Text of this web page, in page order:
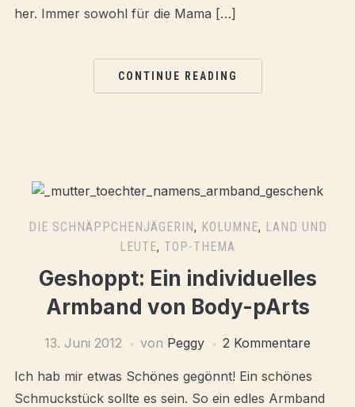
her. Immer sowohl für die Mama […]
CONTINUE READING
DIE SCHNÄPPCHENJÄGERIN, KOLUMNE, LAND UND
LEUTE, TOP-THEMA
Geshoppt: Ein individuelles
Armband von Body-pArts
13. Juni 2012 von Peggy 2 Kommentare
Ich hab mir etwas Schönes gegönnt! Ein schönes
Schmuckstück sollte es sein. So ein edles Armband